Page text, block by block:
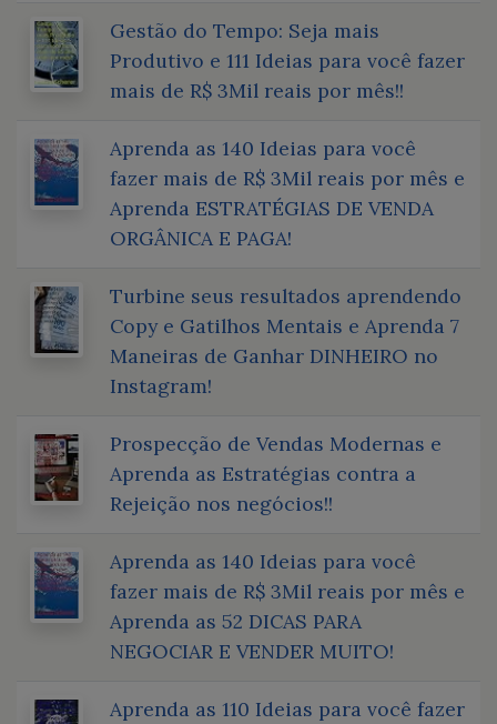
Gestão do Tempo: Seja mais
Produtivo e 111 Ideias para você fazer
mais de R$ 3Mil reais por mês!!
Aprenda as 140 Ideias para você
fazer mais de R$ 3Mil reais por mês e
Aprenda ESTRATÉGIAS DE VENDA
ORGÂNICA E PAGA!
Turbine seus resultados aprendendo
Copy e Gatilhos Mentais e Aprenda 7
Maneiras de Ganhar DINHEIRO no
Instagram!
Prospecção de Vendas Modernas e
Aprenda as Estratégias contra a
Rejeição nos negócios!!
Aprenda as 140 Ideias para você
fazer mais de R$ 3Mil reais por mês e
Aprenda as 52 DICAS PARA
NEGOCIAR E VENDER MUITO!
Aprenda as 110 Ideias para você fazer